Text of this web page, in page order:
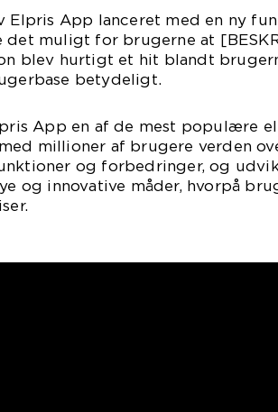
Elpris App lanceret med en ny
muligt for brugerne at
blev hurtigt et hit blandt
betydeligt.
App en af de mest populære
millioner af brugere verden
og forbedringer, og
og innovative måder, hvorpå